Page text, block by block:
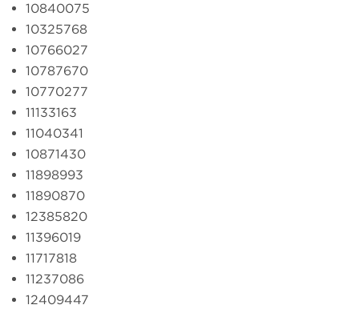
10840075
10325768
10766027
10787670
10770277
11133163
11040341
10871430
11898993
11890870
12385820
11396019
11717818
11237086
12409447